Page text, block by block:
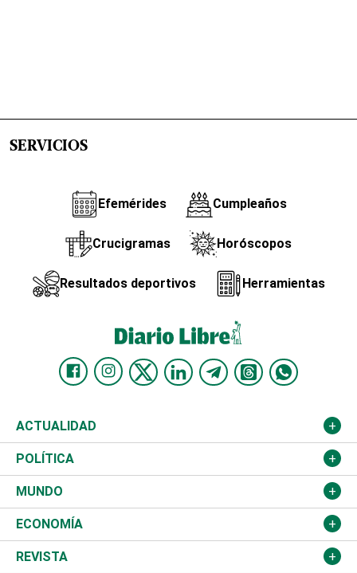
SERVICIOS
Efemérides Cumpleaños
Crucigramas Horóscopos
Resultados deportivos Herramientas
ACTUALIDAD
Nacional
Ciudad
Educación
Salud
POLÍTICA
Partidos
JCE
TSE
MUNDO
Estados Unidos
América Latina
ECONOMÍA
Finanzas
REVISTA